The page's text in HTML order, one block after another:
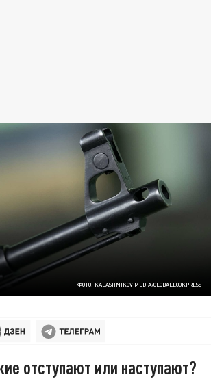
ФОТО: KALASHNIKOV MEDIA/GLOBALLOOKPRESS
отступают или наступают?